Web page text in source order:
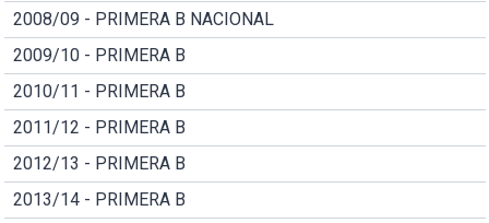
2008/09 - PRIMERA B NACIONAL
2009/10 - PRIMERA B
2010/11 - PRIMERA B
2011/12 - PRIMERA B
2012/13 - PRIMERA B
2013/14 - PRIMERA B